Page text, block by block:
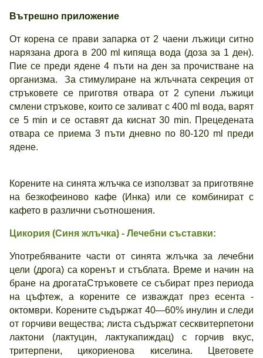
Вътрешно приложение
От корена се прави запарка от 2 чаени лъжици ситно
нарязана дрога в 200 ml кипяща вода (доза за 1 ден).
Пие се преди ядене 4 пъти на ден за прочистване на
организма. За стимулиране на жлъчната секреция от
стръковете се приготвя отвара от 2 супени лъжици
смлени стръкове, които се заливат с 400 ml вода, варят
се 5 min и се оставят да киснат 30 min. Прецедената
отвара се приема 3 пъти дневно по 80-120 ml преди
ядене.
Корените на синята жлъчка се използват за приготвяне
на безкофеиново кафе (Инка) или се комбинират с
кафето в различни съотношения.
Цикория (Синя жлъчка) - Лечебни съставки:
Употребяваните части от синята жлъчка за лечебни
цели (дрога) са коренът и стъблата. Време и начин на
бране на дрогатаСтръковете се събират през периода
на цъфтеж, а корените се изваждат през есента -
октомври. Корените съдържат 40—60% инулин и следи
от горчиви вещества; листа съдържат сесквитерпетони
лактони (лактуцин, лактукапиждац) с горчив вкус,
тритерпени, цикориенова киселина. Цветовете